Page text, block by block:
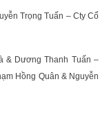
Trọng Tuấn – Cty Cổ
& Dương Thanh Tuấn –
Hồng Quân & Nguyễn